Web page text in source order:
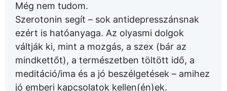
Még nem tudom.
Szerotonin segít – sok antidepresszánsnak
ezért is hatóanyaga. Az olyasmi dolgok
váltják ki, mint a mozgás, a szex (bár az
mindkettőt), a természetben töltött idő, a
meditáció/ima és a jó beszélgetések – amihez
jó emberi kapcsolatok kellen(én)ek.